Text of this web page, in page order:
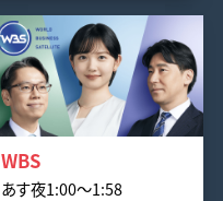
WBS
あす夜1:00〜1:58